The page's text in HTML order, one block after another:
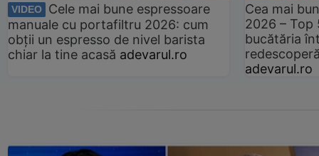
VIDEO
Cele mai bune espressoare
manuale cu portafiltru 2026: cum
obții un espresso de nivel barista
chiar la tine acasă adevarul.ro
Cea mai
2026 –
bucătăria
adevarul.ro